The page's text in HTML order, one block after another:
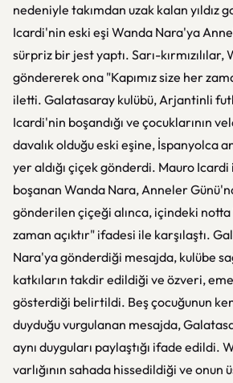
nedeniyle takımdan uzak kalan yıldız
Icardi'nin eski eşi Wanda Nara'ya
sürpriz bir jest yaptı. Sarı-
göndererek ona "Kapımız size her
iletti. Galatasaray kulübü, Arjantinli
Icardi'nin boşandığı ve çocuklarının
davalık olduğu eski eşine, İspanyolca
yer aldığı çiçek gönderdi. Mauro
boşanan Wanda Nara, Anneler
gönderilen çiçeği alınca, içindeki notta
zaman açıktır" ifadesi ile karşılaştı.
Nara'ya gönderdiği mesajda, kulübe
katkıların takdir edildiği ve özveri,
gösterdiği belirtildi. Beş çocuğunun
duyduğu vurgulanan mesajda,
aynı duyguları paylaştığı ifade edildi.
varlığının sahada hissedildiği ve onun